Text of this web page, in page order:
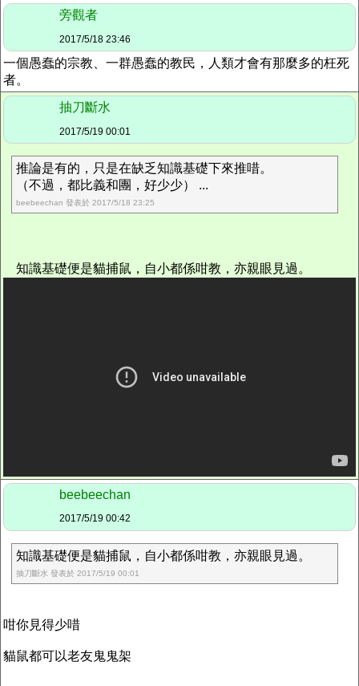
旁觀者
2017/5/18 23:46
一個愚蠢的宗教、一群愚蠢的教民，人類才會有那麼多的枉死
者。
抽刀斷水
2017/5/19 00:01
推論是有的，只是在缺乏知識基礎下來推唶。
（不過，都比義和團，好少少） ...
beebeechan 發表於 2017/5/18 23:25
知識基礎便是貓捕鼠，自小都係咁教，亦親眼見過。
beebeechan
2017/5/19 00:42
知識基礎便是貓捕鼠，自小都係咁教，亦親眼見過。
抽刀斷水 發表於 2017/5/19 00:01
咁你見得少唶
貓鼠都可以老友鬼鬼架